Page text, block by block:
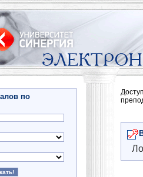
по